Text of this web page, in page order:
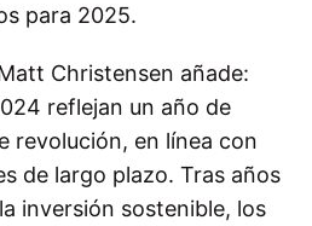
para 2025.
Christensen añade:
reflejan un año de
revolución, en línea con
de largo plazo. Tras años
inversión sostenible, los